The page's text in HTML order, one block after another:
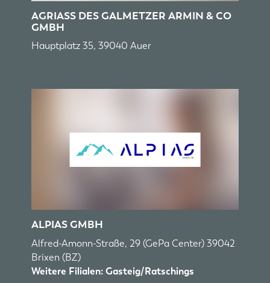
AGRIASS DES GALMETZER ARMIN & CO
GMBH
Hauptplatz 35, 39040 Auer
ALPIAS GMBH
Alfred-Amonn-Straße, 29 (GePa Center) 39042
Brixen (BZ)
Weitere Filialen: Gasteig/Ratschings